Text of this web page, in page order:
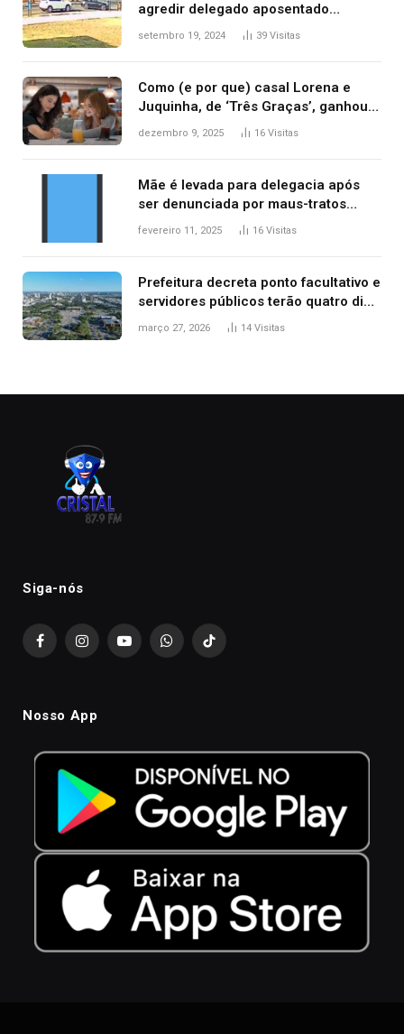
agredir delegado aposentado
durante confusão no trânsito
setembro 19, 2024 39 Visitas
Como (e por que) casal Lorena e
Juquinha, de ‘Três Graças’, ganhou
repercussão internacional
dezembro 9, 2025 16 Visitas
Mãe é levada para delegacia após
ser denunciada por maus-tratos
contra dois filhos, diz polícia
fevereiro 11, 2025 16 Visitas
Prefeitura decreta ponto facultativo e
servidores públicos terão quatro dias
de folga na Semana Santa
março 27, 2026 14 Visitas
Siga-nós
FacebookInstagramYouTubeWhatsAppTikTok
Nosso App